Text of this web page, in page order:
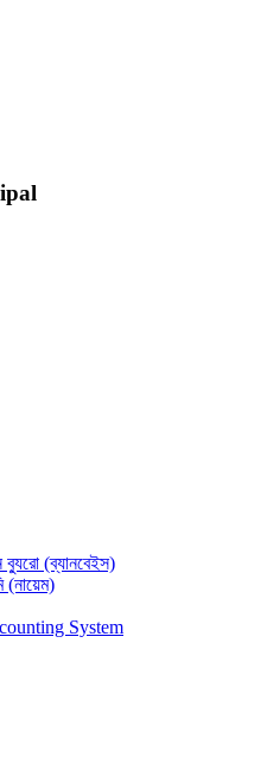
ব্যুরো (ব্যানবেইস)
(নায়েম)
System